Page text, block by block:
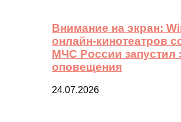
Внимание на экран:
онлайн-кинотеатров
МЧС России запустил
оповещения
24.07.2026